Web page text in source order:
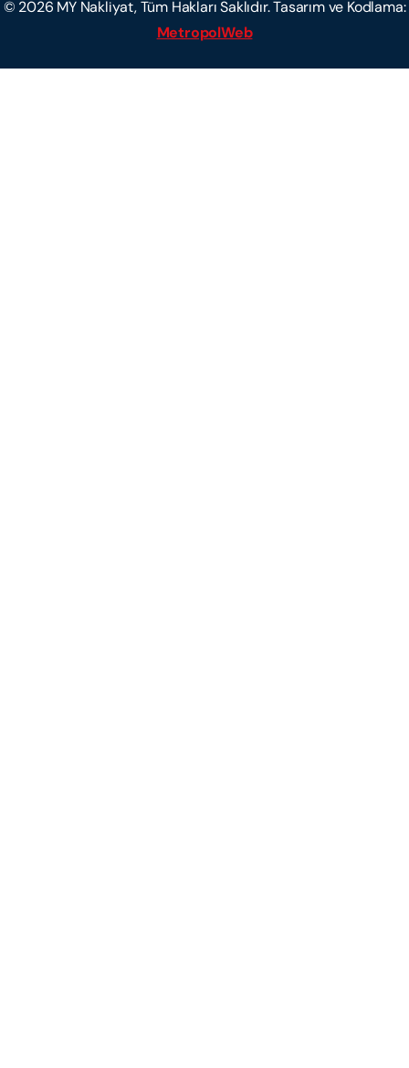
© 2026 MY Nakliyat, Tüm Hakları Saklıdır. Tasarım ve Kodlama:
MetropolWeb